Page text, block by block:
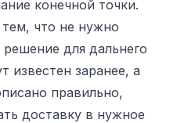
конечной точки.
что не нужно
для дальнего
известен заранее, а
правильно,
доставку в нужное